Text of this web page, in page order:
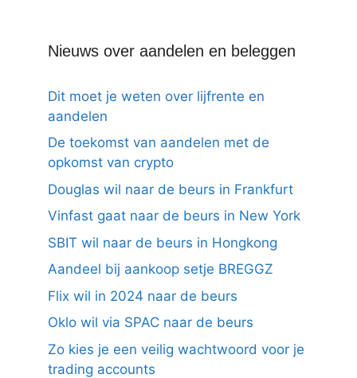
Nieuws over aandelen en beleggen
Dit moet je weten over lijfrente en
aandelen
De toekomst van aandelen met de
opkomst van crypto
Douglas wil naar de beurs in Frankfurt
Vinfast gaat naar de beurs in New York
SBIT wil naar de beurs in Hongkong
Aandeel bij aankoop setje BREGGZ
Flix wil in 2024 naar de beurs
Oklo wil via SPAC naar de beurs
Zo kies je een veilig wachtwoord voor je
trading accounts